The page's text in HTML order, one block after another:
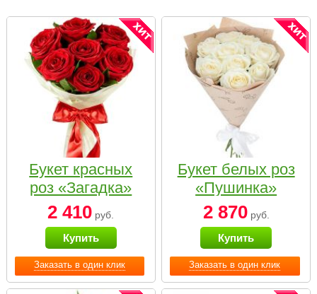
Заказать в один клик
Букет красных
роз «Загадка»
2 410 руб.
Купить
Заказать в один клик
Букет белых роз
«Пушинка»
2 870руб.
Купить